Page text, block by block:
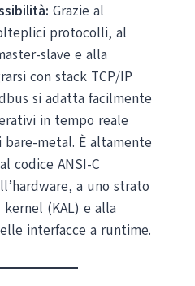
Grazie al
protocolli, al
slave e alla
con stack TCP/IP
si adatta facilmente
in tempo reale
bare-metal. È altamente
codice ANSI-C
a uno strato
(KAL) e alla
interfacce a runtime.